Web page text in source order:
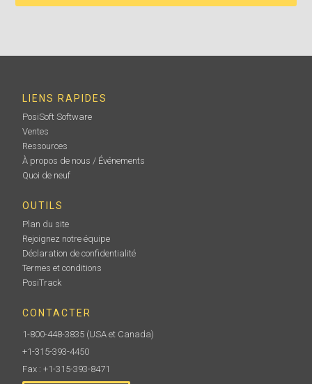
LIENS RAPIDES
PosiSoft Software
Ventes
Ressources
À propos de nous / Événements
Quoi de neuf
OUTILS
Plan du site
Rejoignez notre équipe
Déclaration de confidentialité
Termes et conditions
PosiTrack
CONTACTER
1-800-448-3835 (USA et Canada)
+1-315-393-4450
Fax : +1-315-393-8471